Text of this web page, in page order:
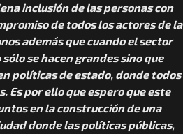
inclusión de las personas con
de todos los actores de la
además que cuando el sector
se hacen grandes sino que
políticas de estado, donde todos
Es por ello que espero que este
en la construcción de una
donde las políticas públicas,